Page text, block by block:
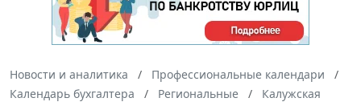
Новости и аналитика
Профессиональные календари
Календарь бухгалтера
Региональные
Калужская